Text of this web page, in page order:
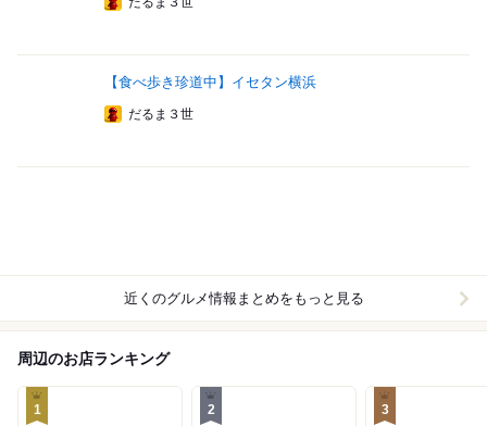
【食べ歩き珍道中】イセタン横浜
だるま３世
近くのグルメ情報まとめをもっと見る
周辺のお店ランキング
1 2 3